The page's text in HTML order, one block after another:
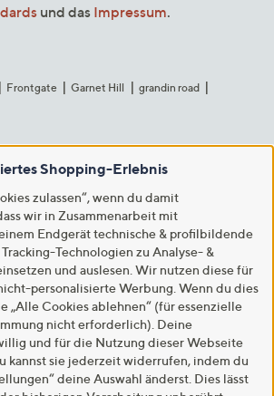
und das Impressum.
Frontgate Garnet Hill
grandin road
Shopping-Erlebnis
zulassen“, wenn du damit
wir in Zusammenarbeit mit
Endgerät technische & profilbildende
Technologien zu Analyse- &
und auslesen. Wir nutzen diese für
personalisierte Werbung. Wenn du dies
„Alle Cookies ablehnen“ (für essenzielle
nicht erforderlich). Deine
und für die Nutzung dieser Webseite
kannst sie jederzeit widerrufen, indem du
deine Auswahl änderst. Dies lässt